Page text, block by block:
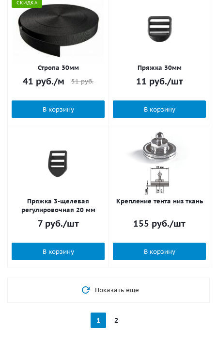
СКИДКА
Стропа 30мм
41 руб./м 51руб.
В корзину
Пряжка 30мм
11 руб./шт
В корзину
Пряжка 3-щелевая
регулировочная 20 мм
7руб./шт
В корзину
Крепление тента низ ткань
155 руб./шт
В корзину
Показать еще
1 2